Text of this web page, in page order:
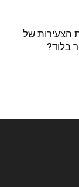
הצעירות של
בלוד?